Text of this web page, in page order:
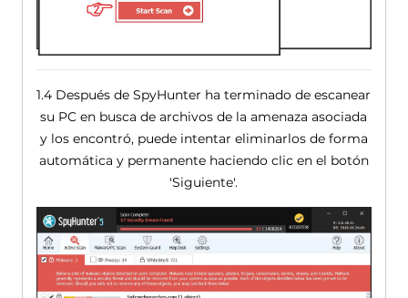
1.4 Después de SpyHunter ha terminado de escanear
su PC en busca de archivos de la amenaza asociada
y los encontró, puede intentar eliminarlos de forma
automática y permanente haciendo clic en el botón
'Siguiente'.